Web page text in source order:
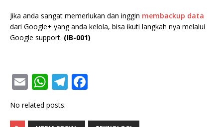
Jika anda sangat memerlukan dan inggin membackup data
dari Google+ yang anda kelola, bisa ikuti langkah nya melalui
Google support. (IB-001)
E
m
ai
W
at
T
No related posts.